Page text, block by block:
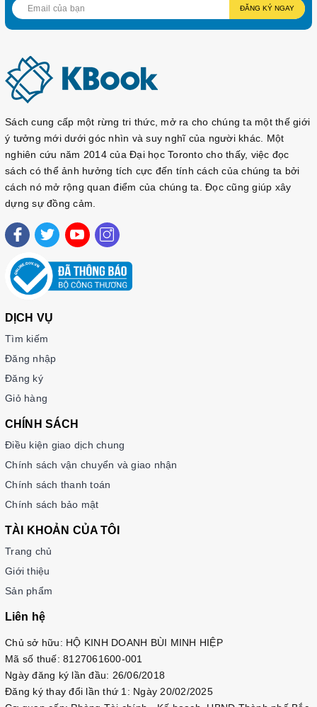
ĐĂNG KÝ NGAY
Sách cung cấp một rừng tri thức, mở ra cho chúng ta một thế giới
ý tưởng mới dưới góc nhìn và suy nghĩ của người khác. Một
nghiên cứu năm 2014 của Đại học Toronto cho thấy, việc đọc
sách có thể ảnh hưởng tích cực đến tính cách của chúng ta bởi
cách nó mở rộng quan điểm của chúng ta. Đọc cũng giúp xây
dựng sự đồng cảm.
DỊCH VỤ
Tìm kiếm
Đăng nhập
Đăng ký
Giỏ hàng
CHÍNH SÁCH
Điều kiện giao dịch chung
Chính sách vận chuyển và giao nhận
Chính sách thanh toán
Chính sách bảo mật
TÀI KHOẢN CỦA TÔI
Trang chủ
Giới thiệu
Sản phẩm
Liên hệ
Chủ sở hữu: HỘ KINH DOANH BÙI MINH HIỆP
Mã số thuế: 8127061600-001
Ngày đăng ký lần đầu: 26/06/2018
Đăng ký thay đổi lần thứ 1: Ngày 20/02/2025